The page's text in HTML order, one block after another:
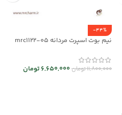
-44%
نیم بوت اسپرت مردانه mrc1122-05
11,800,000تومان6,650,000 تومان